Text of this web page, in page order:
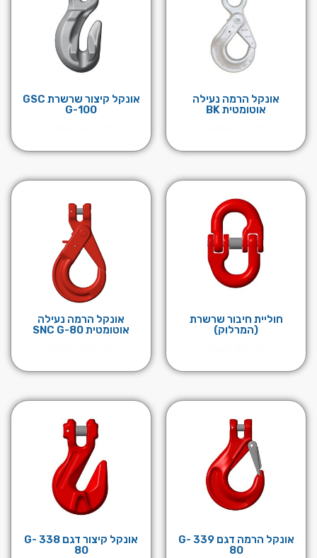
אונקל הרמה נעילה
אוטומטית BK
אונקל קיצור שרשרת GSC
G-100
חוליית חיבור שרשרת
(המרלוק)
אונקל הרמה נעילה
אוטומטית SNC G-80
אונקל הרמה דגם 339 G-
80
אונקל קיצור דגם 338 G-
80